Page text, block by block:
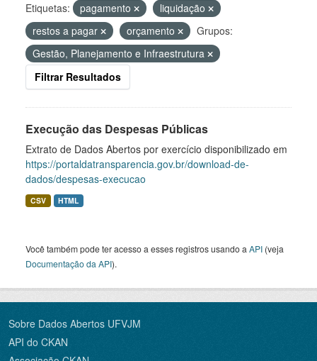
Etiquetas: pagamento
liquidação
restos a pagar
orçamento
Grupos:
Gestão, Planejamento e Infraestrutura
Filtrar Resultados
Execução das Despesas Públicas
Extrato de Dados Abertos por exercício disponibilizado em
https://portaldatransparencia.gov.br/download-de-
dados/despesas-execucao
CSV HTML
Você também pode ter acesso a esses registros usando a API (veja
Documentação da API).
Sobre Dados Abertos UFVJM
API do CKAN